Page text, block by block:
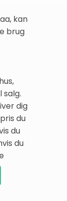
kan
brug
salg.
dig
du
du
du